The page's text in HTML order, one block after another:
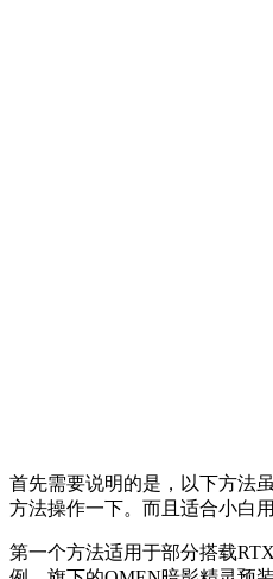
首先需要说明的是，以下方法
方法操作一下。而且适合小白
第一个方法适用于部分搭载